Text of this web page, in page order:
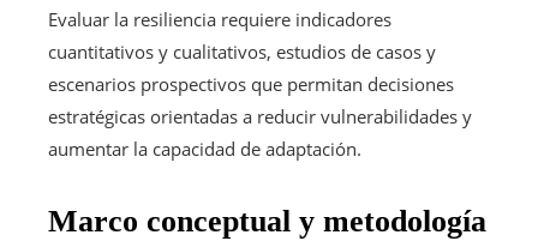
Evaluar la resiliencia requiere indicadores
cuantitativos y cualitativos, estudios de casos y
escenarios prospectivos que permitan decisiones
estratégicas orientadas a reducir vulnerabilidades y
aumentar la capacidad de adaptación.
Marco conceptual y metodología